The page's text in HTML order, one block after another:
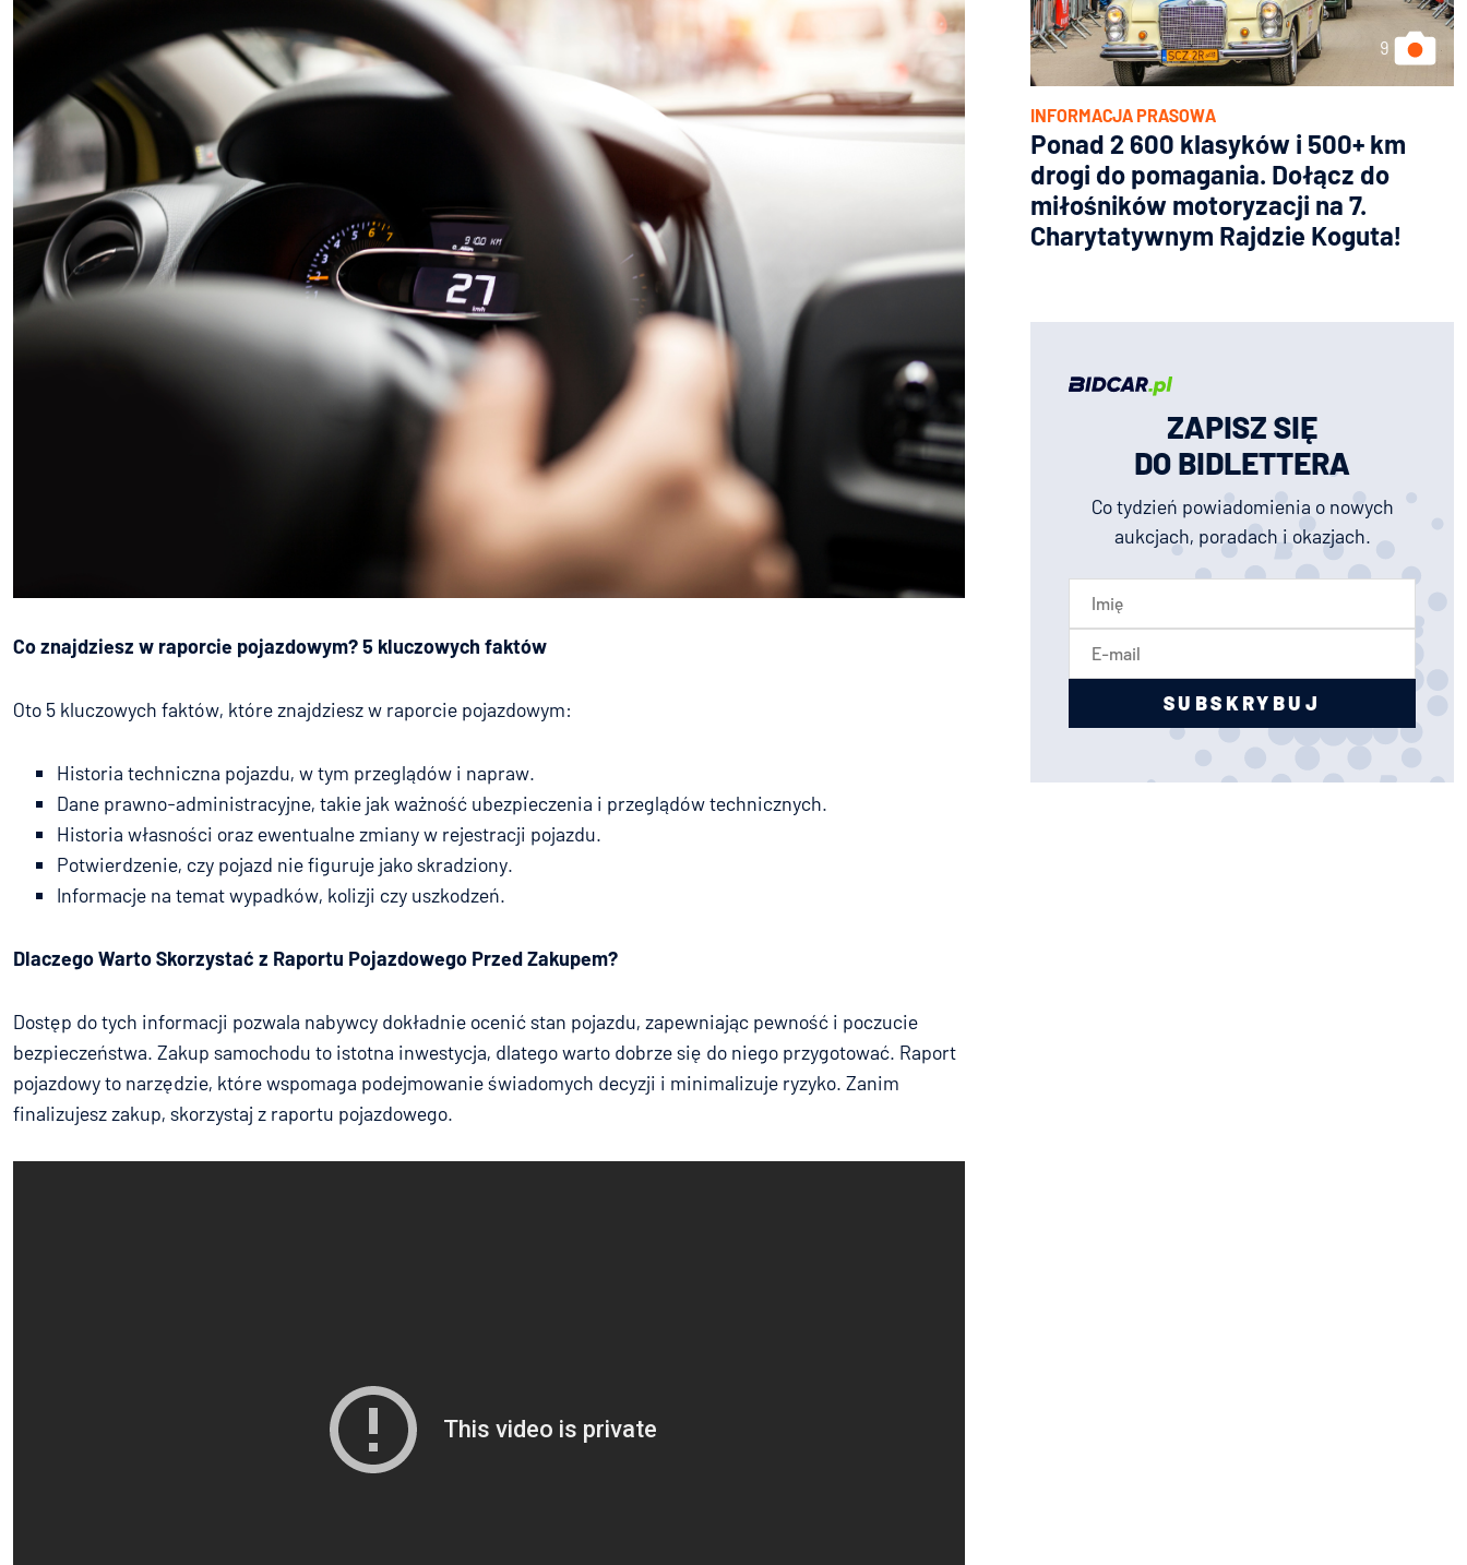
Co znajdziesz w raporcie pojazdowym? 5 kluczowych faktów
Oto 5 kluczowych faktów, które znajdziesz w raporcie pojazdowym:
Historia techniczna pojazdu, w tym przeglądów i napraw.
Dane prawno-administracyjne, takie jak ważność ubezpieczenia i przeglądów technicznych.
Historia własności oraz ewentualne zmiany w rejestracji pojazdu.
Potwierdzenie, czy pojazd nie figuruje jako skradziony.
Informacje na temat wypadków, kolizji czy uszkodzeń.
Dlaczego Warto Skorzystać z Raportu Pojazdowego Przed Zakupem?
Dostęp do tych informacji pozwala nabywcy dokładnie ocenić stan pojazdu, zapewniając pewność i poczucie
bezpieczeństwa. Zakup samochodu to istotna inwestycja, dlatego warto dobrze się do niego przygotować. Raport
pojazdowy to narzędzie, które wspomaga podejmowanie świadomych decyzji i minimalizuje ryzyko. Zanim
finalizujesz zakup, skorzystaj z raportu pojazdowego.
INFORMACJA PRASOWA
Ponad 2 600 klasyków i 500+ km
drogi do pomagania. Dołącz do
miłośników motoryzacji na 7.
Charytatywnym Rajdzie Koguta!
ZAPISZ SIĘ
DO BIDLETTERA
Co tydzień powiadomienia o nowych
aukcjach, poradach i okazjach.
SUBSKRYBUJ